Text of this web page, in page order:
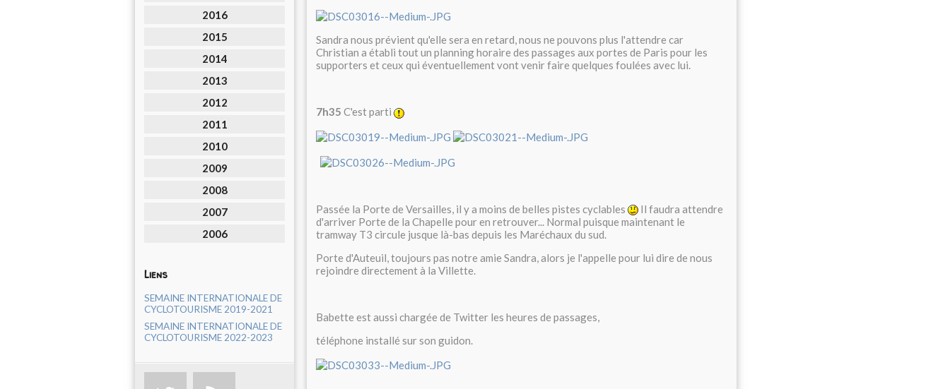
2016
2015
2014
2013
2012
2011
2010
2009
2008
2007
2006
Liens
SEMAINE INTERNATIONALE DE
CYCLOTOURISME 2019-2021
SEMAINE INTERNATIONALE DE
CYCLOTOURISME 2022-2023
Sandra nous prévient qu'elle sera en retard, nous ne pouvons plus l'attendre car
Christian a établi tout un planning horaire des passages aux portes de Paris pour les
supporters et ceux qui éventuellement vont venir faire quelques foulées avec lui.
7h35 C'est parti
Passée la Porte de Versailles, il y a moins de belles pistes cyclables
Il faudra attendre
d'arriver Porte de la Chapelle pour en retrouver... Normal puisque maintenant le
tramway T3 circule jusque là-bas depuis les Maréchaux du sud.
Porte d'Auteuil, toujours pas notre amie Sandra, alors je l'appelle pour lui dire de nous
rejoindre directement à la Villette.
Babette est aussi chargée de Twitter les heures de passages,
téléphone installé sur son guidon.